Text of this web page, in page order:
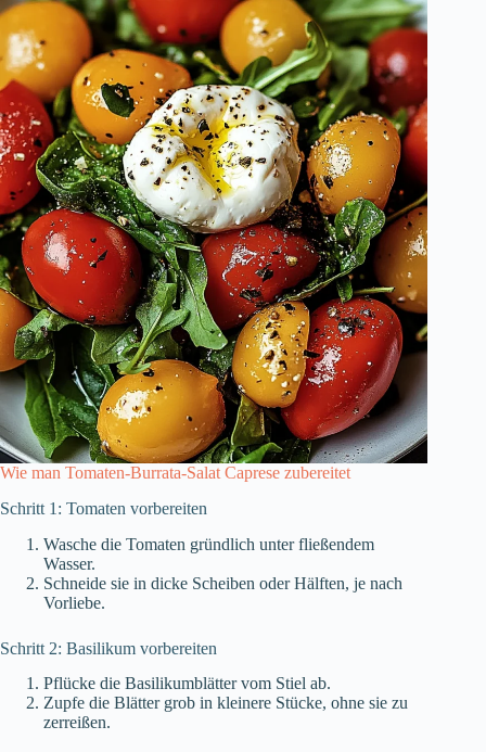
Wie man Tomaten-Burrata-Salat Caprese zubereitet
Schritt 1: Tomaten vorbereiten
Wasche die Tomaten gründlich unter fließendem
Wasser.
Schneide sie in dicke Scheiben oder Hälften, je nach
Vorliebe.
Schritt 2: Basilikum vorbereiten
Pflücke die Basilikumblätter vom Stiel ab.
Zupfe die Blätter grob in kleinere Stücke, ohne sie zu
zerreißen.